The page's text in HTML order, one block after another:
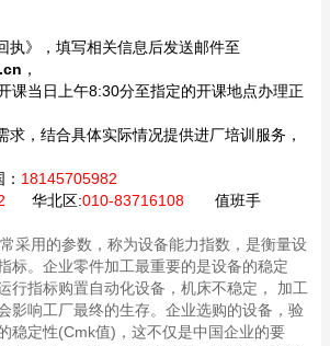
执》，填写相关信息后发送邮件至
，
课当日上午8:30分至指定的开课地点办理正
求，结合具体实际情况提供进厂培训服务，
18145705982
华北区:010-83716108 值班手
采用的参数，称为设备能力指数，是衡量设
标。 企业零件加工最重要的是设备的稳定
行指标购置自动化设备，机床不稳定， 加工
影响工厂最终的生存。企业选购的设备，验
稳定性(Cmk值)，这不仅是中国企业的要